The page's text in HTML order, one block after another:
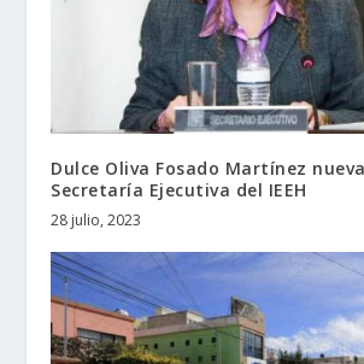
Dulce Oliva Fosado Martínez
Secretaría Ejecutiva del IEEH
28 julio, 2023